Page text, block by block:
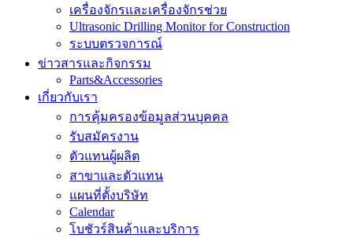
เครื่องจักรและเครื่องจักรช่วย
Ultrasonic Drilling Monitor for Construction
ระบบตรวจการณ์
ข่าวสารและกิจกรรม
Parts&Accessories
เกี่ยวกับเรา
การคุ้มครองข้อมูลส่วนบุคคล
รับสมัครงาน
ตัวแทนผู้ผลิต
สาขาและตัวแทน
แผนที่ตั้งบริษัท
Calendar
โบชัวร์สินค้าและบริการ